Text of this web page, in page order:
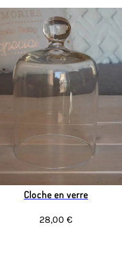
Cloche en verre
28,00 €